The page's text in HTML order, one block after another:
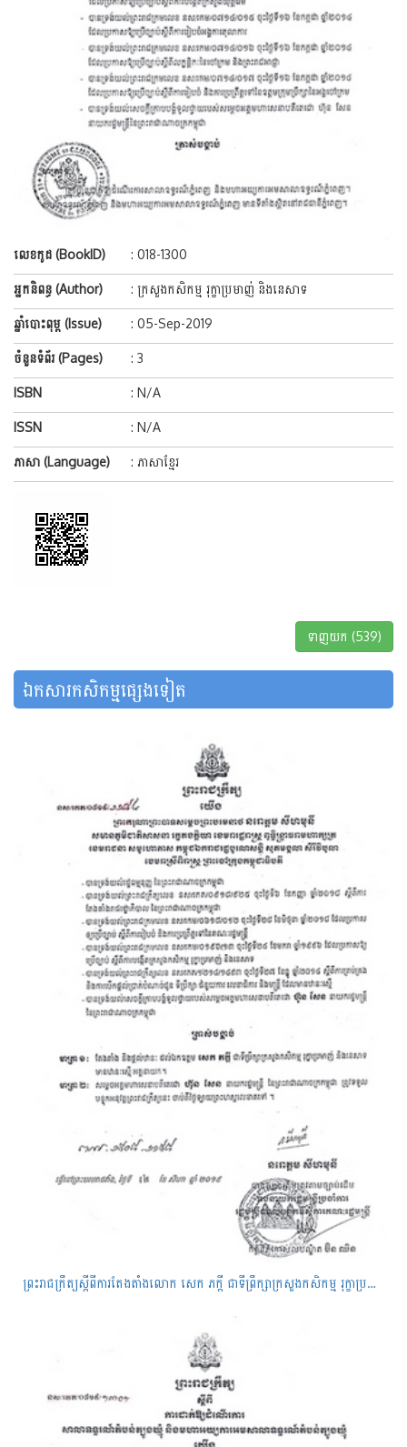
លេខកូដ (BookID) : 018-1300
អ្នកនិពន្ធ (Author) : ក្រសួងកសិកម្ម រុក្ខាប្រមាញ់ និងនេសាទ
ឆ្នាំបោះពុម្ព (Issue) : 05-Sep-2019
ចំនួនទំព័រ (Pages) : 3
ISBN : N/A
ISSN : N/A
ភាសា (Language) : ភាសាខ្មែរ
ទាញយក (539)
ឯកសារកសិកម្មផ្សេងទៀត
ព្រះរាជក្រឹត្យស្តីពីការតែងតាំងលោក សេក ភក្តី ជាទីព្រឹក្សាក្រសួងកសិកម្ម រុក្ខាប្រមាញ់ និងនេសាទ